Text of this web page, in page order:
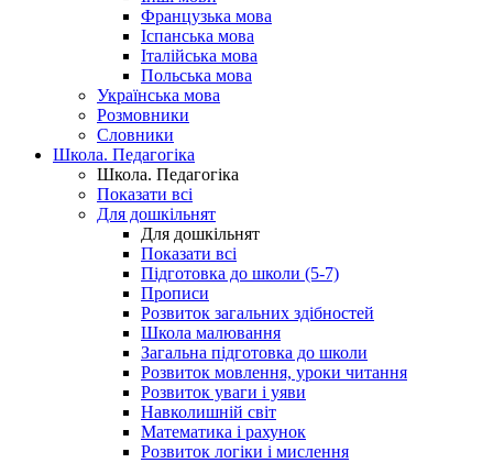
Французька мова
Іспанська мова
Італійська мова
Польська мова
Українська мова
Розмовники
Словники
Школа. Педагогіка
Школа. Педагогіка
Показати всі
Для дошкільнят
Для дошкільнят
Показати всі
Підготовка до школи (5-7)
Прописи
Розвиток загальних здібностей
Школа малювання
Загальна підготовка до школи
Розвиток мовлення, уроки читання
Розвиток уваги і уяви
Навколишній світ
Математика і рахунок
Розвиток логіки і мислення